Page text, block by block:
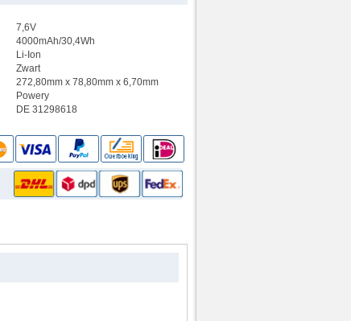
7,6V
4000mAh/30,4Wh
Li-Ion
Zwart
272,80mm x 78,80mm x 6,70mm
Powery
DE 31298618